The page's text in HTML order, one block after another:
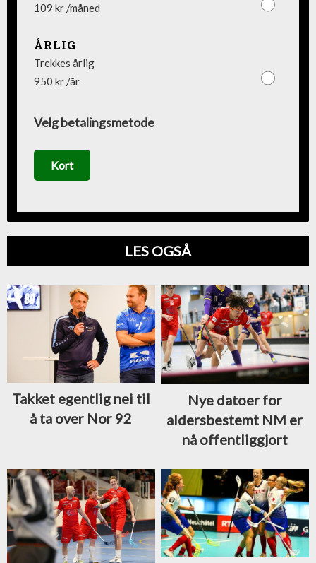
109 kr /måned
ÅRLIG
Trekkes årlig
950 kr /år
Velg betalingsmetode
Kort
LES OGSÅ
Takket egentlig nei til
å ta over Nor 92
Nye datoer for
aldersbestemt NM er
nå offentliggjort